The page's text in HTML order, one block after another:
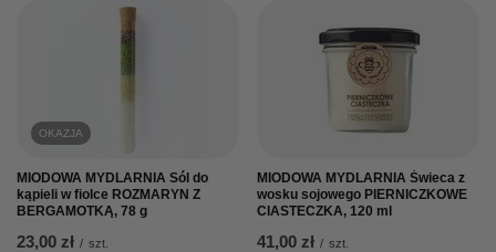
OKAZJA
MIODOWA MYDLARNIA Sól do
kąpieli w fiolce ROZMARYN Z
BERGAMOTKĄ, 78 g
23,00 zł / szt.
MIODOWA MYDLARNIA Świeca z
wosku sojowego PIERNICZKOWE
CIASTECZKA, 120 ml
41,00 zł / szt.